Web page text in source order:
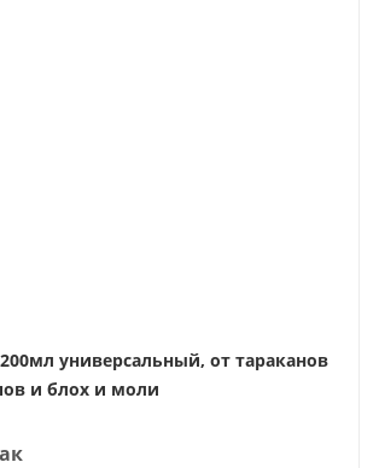
универсальный, от тараканов
и блох и моли